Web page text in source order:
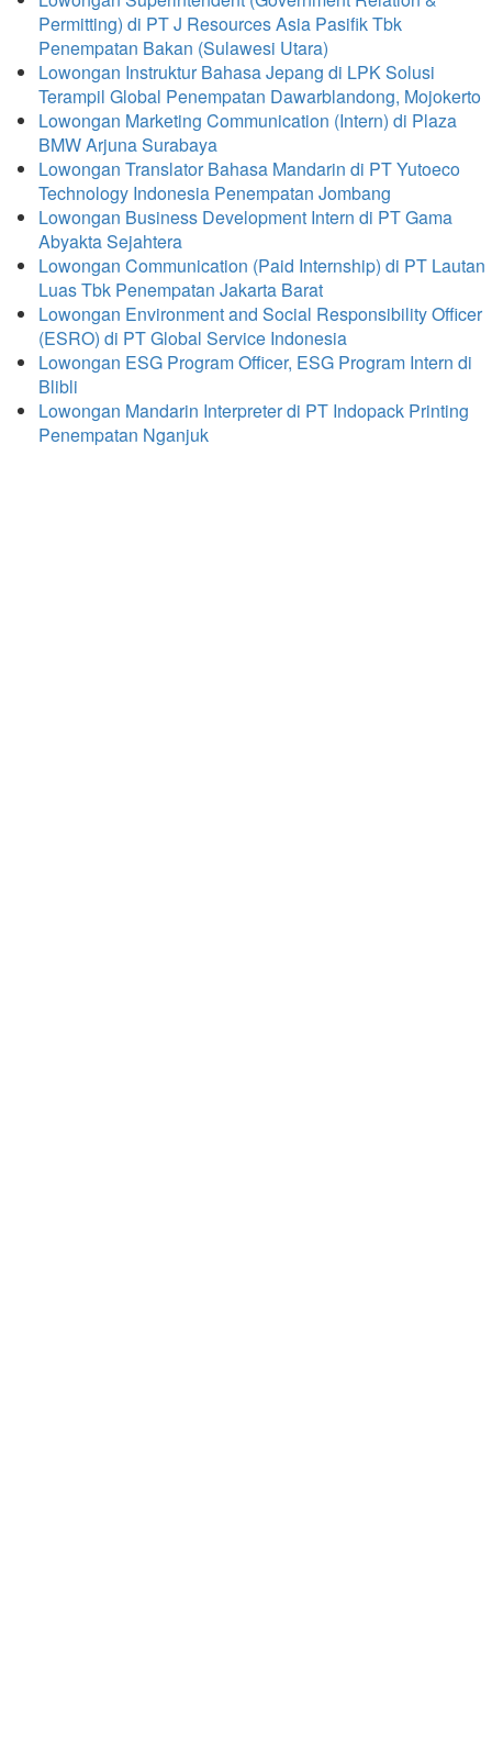
Permitting) di PT J Resources Asia Pasifik Tbk
Penempatan Bakan (Sulawesi Utara)
Lowongan Instruktur Bahasa Jepang di LPK Solusi
Terampil Global Penempatan Dawarblandong, Mojokerto
Lowongan Marketing Communication (Intern) di Plaza
BMW Arjuna Surabaya
Lowongan Translator Bahasa Mandarin di PT Yutoeco
Technology Indonesia Penempatan Jombang
Lowongan Business Development Intern di PT Gama
Abyakta Sejahtera
Lowongan Communication (Paid Internship) di PT Lautan
Luas Tbk Penempatan Jakarta Barat
Lowongan Environment and Social Responsibility Officer
(ESRO) di PT Global Service Indonesia
Lowongan ESG Program Officer, ESG Program Intern di
Blibli
Lowongan Mandarin Interpreter di PT Indopack Printing
Penempatan Nganjuk